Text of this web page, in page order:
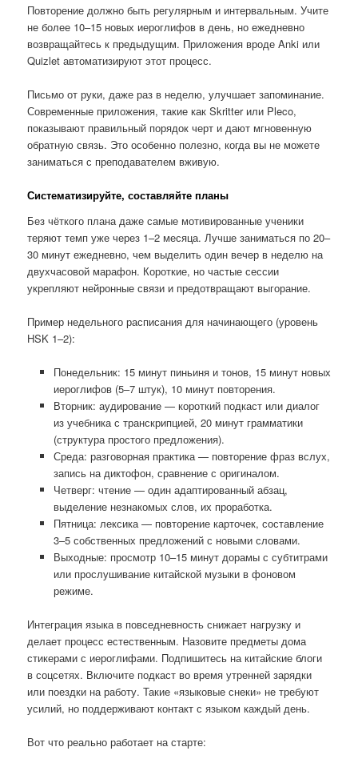
Повторение должно быть регулярным и интервальным. Учите
не более 10–15 новых иероглифов в день, но ежедневно
возвращайтесь к предыдущим. Приложения вроде Anki или
Quizlet автоматизируют этот процесс.
Письмо от руки, даже раз в неделю, улучшает запоминание.
Современные приложения, такие как Skritter или Pleco,
показывают правильный порядок черт и дают мгновенную
обратную связь. Это особенно полезно, когда вы не можете
заниматься с преподавателем вживую.
Систематизируйте, составляйте планы
Без чёткого плана даже самые мотивированные ученики
теряют темп уже через 1–2 месяца. Лучше заниматься по 20–
30 минут ежедневно, чем выделить один вечер в неделю на
двухчасовой марафон. Короткие, но частые сессии
укрепляют нейронные связи и предотвращают выгорание.
Пример недельного расписания для начинающего (уровень
HSK 1–2):
Понедельник: 15 минут пиньиня и тонов, 15 минут новых
иероглифов (5–7 штук), 10 минут повторения.
Вторник: аудирование — короткий подкаст или диалог
из учебника с транскрипцией, 20 минут грамматики
(структура простого предложения).
Среда: разговорная практика — повторение фраз вслух,
запись на диктофон, сравнение с оригиналом.
Четверг: чтение — один адаптированный абзац,
выделение незнакомых слов, их проработка.
Пятница: лексика — повторение карточек, составление
3–5 собственных предложений с новыми словами.
Выходные: просмотр 10–15 минут дорамы с субтитрами
или прослушивание китайской музыки в фоновом
режиме.
Интеграция языка в повседневность снижает нагрузку и
делает процесс естественным. Назовите предметы дома
стикерами с иероглифами. Подпишитесь на китайские блоги
в соцсетях. Включите подкаст во время утренней зарядки
или поездки на работу. Такие «языковые снеки» не требуют
усилий, но поддерживают контакт с языком каждый день.
Вот что реально работает на старте: